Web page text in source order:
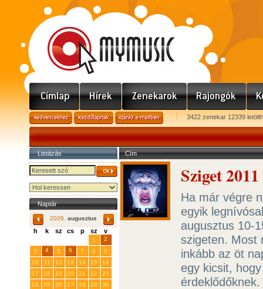
3422 zenekar 12339
Listázás
Naptár
2026. augusztus
h k sz cs p sz v
1
2
3
4 5 6 7 8
9
10
11 12 13 14 15
16
17
18 19 20 21 22
23
24
25 26 27 28 29
30
Cím
Sziget
Ha már végre
egyik
augusztus 10-
szigeten. Most
inkább az öt
egy kicsit,
érdeklődőknek.